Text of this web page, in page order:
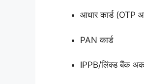
आधार कार्ड (OTP
PAN कार्ड
IPPB/लिंक्ड बैंक